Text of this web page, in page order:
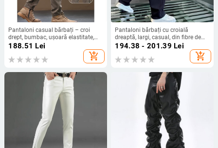
Pantaloni casual bărbați – croi
drept, bumbac, ușoară elastitate,
primăvara 2025
188.51 Lei
add_shopping_cart
Pantaloni bărbați cu croială
dreaptă, largi, casual, din fibre de
poliester, ușor elastici, talie medie,
194.38 - 201.39 Lei
add_shopping_cart